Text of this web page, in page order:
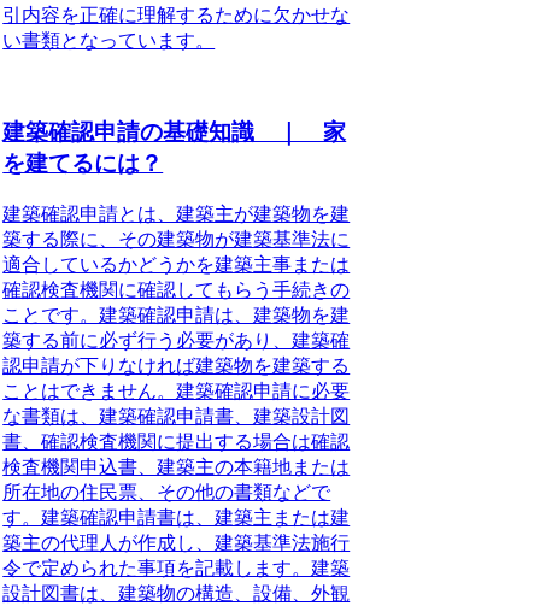
引内容を正確に理解するために欠かせな
い書類となっています。
建築確認申請の基礎知識 ｜ 家
を建てるには？
建築確認申請とは、建築主が建築物を建
築する際に、その建築物が建築基準法に
適合しているかどうかを建築主事または
確認検査機関に確認してもらう手続きの
ことです。建築確認申請は、建築物を建
築する前に必ず行う必要があり、建築確
認申請が下りなければ建築物を建築する
ことはできません。建築確認申請に必要
な書類は、建築確認申請書、建築設計図
書、確認検査機関に提出する場合は確認
検査機関申込書、建築主の本籍地または
所在地の住民票、その他の書類などで
す。建築確認申請書は、建築主または建
築主の代理人が作成し、建築基準法施行
令で定められた事項を記載します。建築
設計図書は、建築物の構造、設備、外観